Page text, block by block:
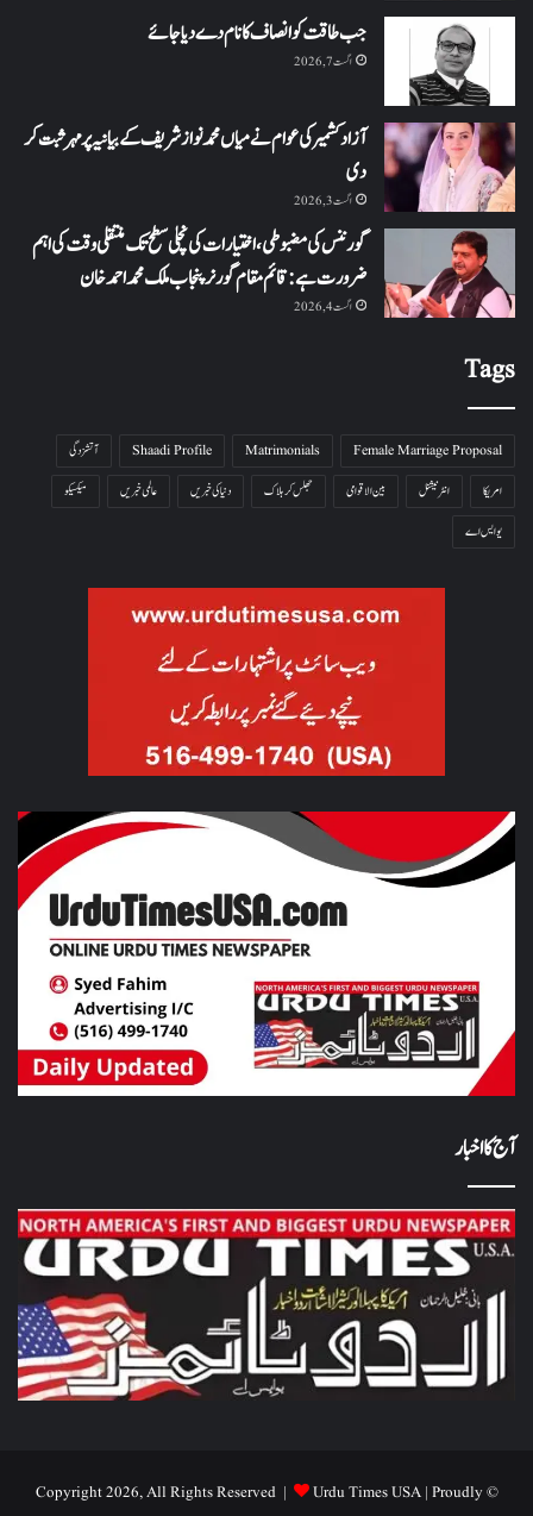
جب طاقت کو انصاف کا نام دے دیا جائے
اگست 7, 2026
آزاد کشمیر کی عوام نے میاں محمد نواز شریف کے بیانیہ پر مہر ثبت کر
دی
اگست 3, 2026
گورننس کی مضبوطی، اختیارات کی نچلی سطح تک منتقلی وقت کی اہم
ضرورت ہے: قائم مقام گورنر پنجاب ملک محمد احمد خان
اگست 4, 2026
Tags
Female Marriage Proposal
Matrimonials
Shaadi Profile
آتشزدگی
امریکا
انٹرنیشنل بین الاقوامی جھلس کر ہلاک دنیا کی خبریں عالمی خبریں
میکسیکو
یو ایس اے
آج کا اخبار
© Copyright 2026, All Rights Reserved |
Urdu Times USA| Proudly